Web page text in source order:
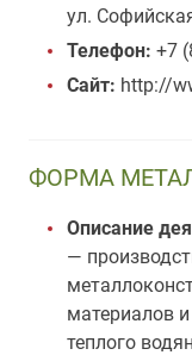
ул.
Телефон: +7
Сайт: http://
ФОРМА
Описание
—
материалов
теплого